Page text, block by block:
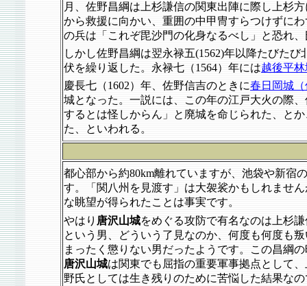
月、佐野昌綱は上杉謙信の関東出陣に際し上杉
から救援に向かい、重囲の中甲冑すらつけずに
の兵は「これぞ毘沙門の化身なるべし」と恐れ
しかし佐野昌綱は翌永禄五(1562)年以降たびた
伏を繰り返した。永禄七（1564）年には越後平林
慶長七（1602）年、佐野信吉のときに春日岡城
城となった。一説には、この年の江戸大火の際
するとは怪しからん」と廃城を命じられた、と
た、といわれる。
都心部から約80km離れていますが、池袋や新宿
す。「関八州を見渡す」は大袈裟かもしれませ
な眺望が得られたことは事実です。
やはり 唐沢山城をめぐる攻防で有名なのは上杉
という男、どういう了見なのか、何度も何度も
まったく懲りない男だったようです。この昌綱
唐沢山城は関東でも屈指の重要軍事拠点として
野氏としては生き残りのために苦悩した結果な